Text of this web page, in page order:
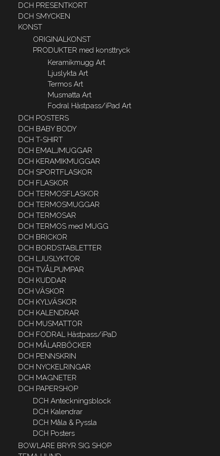
DCH PRESENTKORT
DCH SMYCKEN
KONST
ORIGINALKONST
PRODUKTER med konsttryck
Keramikmugg Art
Ljuslykta Art
Termos Art
Musmatta Art
Fodral Hästpass/iPad Art
DCH POSTERS
DCH BABY BODY
DCH T-SHIRT
DCH EMALJMUGGAR
DCH KERAMIKMUGGAR
DCH SPORTFLASKOR
DCH FLASKOR
DCH TERMOSFLASKOR
DCH TERMOSMUGGAR
DCH TERMOSAR
DCH TERMOS med MUGG
DCH BRICKOR
DCH BORDSTABLETTER
DCH LJUSLYKTOR
DCH TVÅLPUMPAR
DCH KUDDAR
DCH VÄSKOR
DCH KYLVÄSKOR
DCH KALENDRAR
DCH MUSMATTOR
DCH FODRAL Hästpass/iPaD
DCH MÅLARBÖCKER
DCH PENNSKRIN
DCH NYCKELRINGAR
DCH MAGNETER
DCH PAPERSHOP
DCH Anteckningsblock
DCH Kalendrar
DCH Måla & Pyssla
DCH Posters
BOWLARE BRYR SIG SHOP